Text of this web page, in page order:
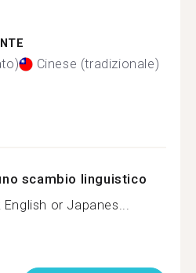
Cinese (tradizionale)
scambio linguistico
or Japanes...